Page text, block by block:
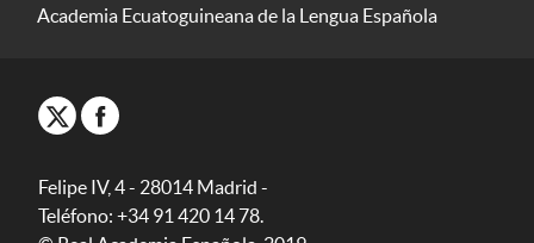
Academia Ecuatoguineana de la Lengua Española
Felipe IV, 4 - 28014 Madrid -
Teléfono: +34 91 420 14 78.